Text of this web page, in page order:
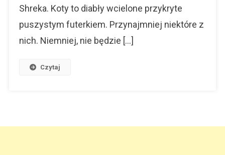
Shreka. Koty to diabły wcielone przykryte
puszystym futerkiem. Przynajmniej niektóre z
nich. Niemniej, nie będzie […]
Czytaj